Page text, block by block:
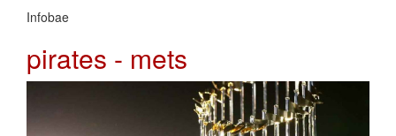
Infobae
pirates - mets